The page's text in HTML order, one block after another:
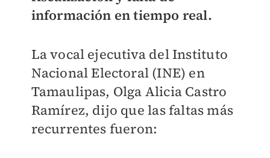
información en tiempo real.
La vocal ejecutiva del Instituto
Nacional Electoral (INE) en
Tamaulipas, Olga Alicia Castro
Ramírez, dijo que las faltas más
recurrentes fueron: